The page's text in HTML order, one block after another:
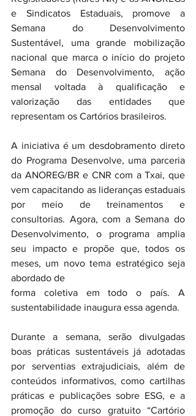
e Sindicatos Estaduais, promove a
Semana do Desenvolvimento
Sustentável, uma grande mobilização
nacional que marca o início do projeto
Semana do Desenvolvimento, ação
mensal voltada à qualificação e
valorização das entidades que
representam os Cartórios brasileiros.
A iniciativa é um desdobramento direto
do Programa Desenvolve, uma parceria
da ANOREG/BR e CNR com a Txai, que
vem capacitando as lideranças estaduais
por meio de treinamentos e
consultorias. Agora, com a Semana do
Desenvolvimento, o programa amplia
seu impacto e propõe que, todos os
meses, um novo tema estratégico seja
abordado de
forma coletiva em todo o país. A
sustentabilidade inaugura essa agenda.
Durante a semana, serão divulgadas
boas práticas sustentáveis já adotadas
por serventias extrajudiciais, além de
conteúdos informativos, como cartilhas
práticas e publicações sobre ESG, e a
promoção do curso gratuito “Cartório